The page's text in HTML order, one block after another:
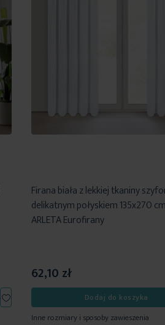
Dodaj
do
Firana biała z lekkiej tkaniny
delikatnym połyskiem 135x270
ARLETA Eurofirany
62,10 zł
Dodaj do koszyka
Inne rozmiary i sposoby zawieszenia